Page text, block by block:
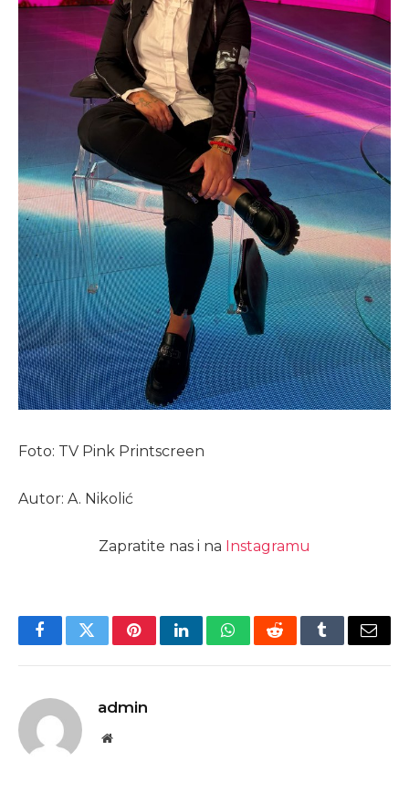
Foto: TV Pink Printscreen
Autor: A. Nikolić
Zapratite nas i na Instagramu
FacebookTwitterPinterestLinkedInWhatsAppRedditTumblrEmail
admin
Website